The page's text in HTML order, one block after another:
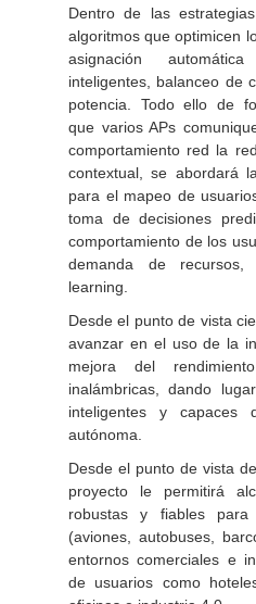
Dentro de las
algoritmos que optimicen
asignación
inteligentes, balanceo de
potencia. Todo ello de
que varios APs
comportamiento red la
contextual, se abordará
para el mapeo de
toma de decisiones
comportamiento de los
demanda de
learning.
Desde el punto de vista
avanzar en el uso de la
mejora del
inalámbricas, dando
inteligentes y capaces
autónoma.
Desde el punto de vista
proyecto le permitirá
robustas y fiables
(aviones, autobuses,
entornos comerciales e
de usuarios como